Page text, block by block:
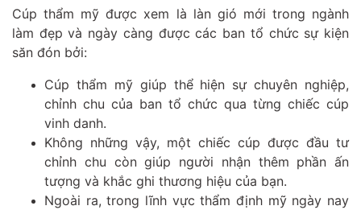
Cúp thẩm mỹ được xem là làn gió mới trong ngành
làm đẹp và ngày càng được các ban tổ chức sự kiện
săn đón bởi:
Cúp thẩm mỹ giúp thể hiện sự chuyên nghiệp,
chỉnh chu của ban tổ chức qua từng chiếc cúp
vinh danh.
Không những vậy, một chiếc cúp được đầu tư
chỉnh chu còn giúp người nhận thêm phần ấn
tượng và khắc ghi thương hiệu của bạn.
Ngoài ra, trong lĩnh vực thẩm định mỹ ngày nay